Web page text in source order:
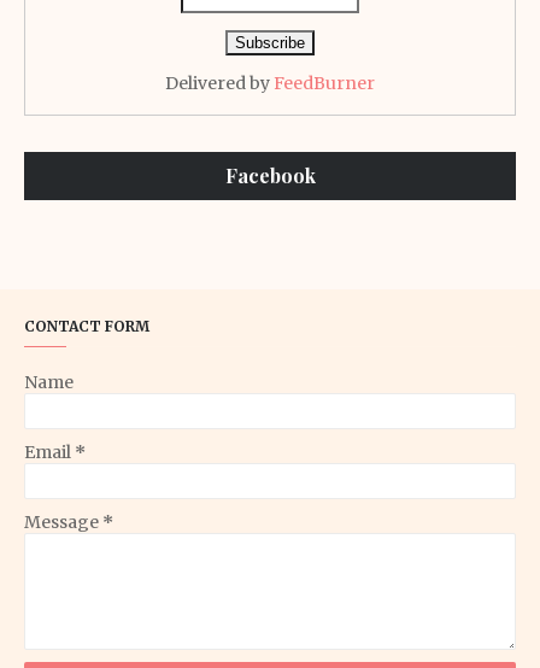
Delivered by FeedBurner
Facebook
CONTACT FORM
Name
Email *
Message *